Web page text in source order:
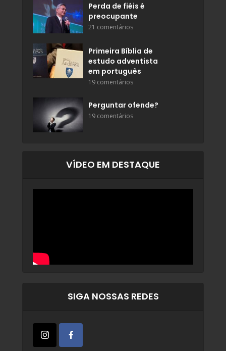
Perda de fiéis é
preocupante
21 comentários
Primeira Bíblia de
estudo adventista
em português
19 comentários
Perguntar ofende?
19 comentários
VÍDEO EM DESTAQUE
SIGA NOSSAS REDES